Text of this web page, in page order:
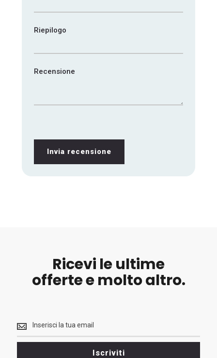
Riepilogo
Recensione
Invia recensione
Ricevi le ultime
offerte e molto altro.
le
ultime
<br>
Iscriviti